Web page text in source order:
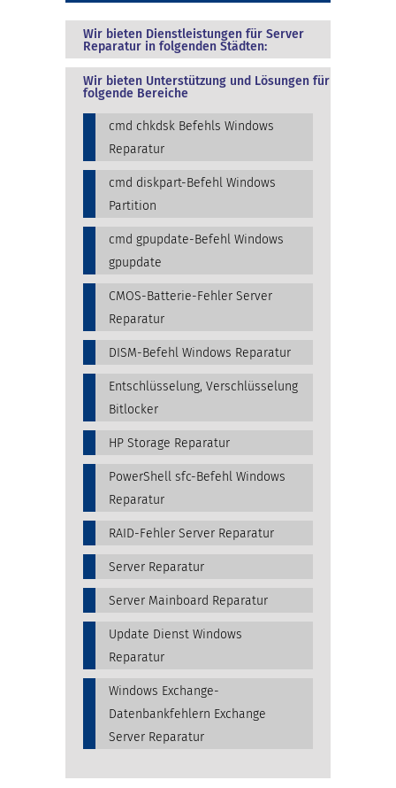
Wir bieten Dienstleistungen für Server
Reparatur in folgenden Städten:
Wir bieten Unterstützung und Lösungen für
folgende Bereiche
cmd chkdsk Befehls Windows
Reparatur
cmd diskpart-Befehl Windows
Partition
cmd gpupdate-Befehl Windows
gpupdate
CMOS-Batterie-Fehler Server
Reparatur
DISM-Befehl Windows Reparatur
Entschlüsselung, Verschlüsselung
Bitlocker
HP Storage Reparatur
PowerShell sfc-Befehl Windows
Reparatur
RAID-Fehler Server Reparatur
Server Reparatur
Server Mainboard Reparatur
Update Dienst Windows
Reparatur
Windows Exchange-
Datenbankfehlern Exchange
Server Reparatur